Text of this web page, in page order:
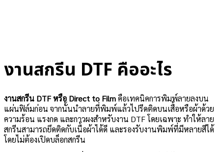
งานสกรีน DTF คืออะไร
งานสกรีน DTF หรือ Direct to Filmคือเทคนิคการพิมพ์ลายลงบน
แผ่นฟิล์มก่อน จากนั้นนำลายที่พิมพ์แล้วไปรีดติดบนเสื้อหรือผ้าด้วย
ความร้อน แรงกด และกาวผงสำหรับงาน DTF โดยเฉพาะ ทำให้ลาย
สกรีนสามารถยึดติดกับเนื้อผ้าได้ดี และรองรับงานพิมพ์ที่มีหลายสีได้
โดยไม่ต้องเปิดบล็อกสกรีน